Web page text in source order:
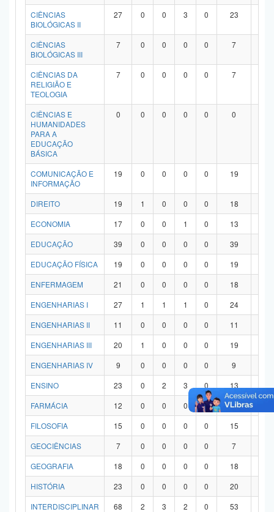
CIÊNCIAS
BIOLÓGICAS II
27 0 0 3 0 23
CIÊNCIAS
BIOLÓGICAS III
7 0 0 0 0 7
CIÊNCIAS DA
RELIGIÃO E
TEOLOGIA
7 0 0 0 0 7
CIÊNCIAS E
HUMANIDADES
PARA A
EDUCAÇÃO
BÁSICA
0 0 0 0 0 0
COMUNICAÇÃO E
INFORMAÇÃO
19 0 0 0 0 19
DIREITO 19 1 0 0 0 18
ECONOMIA
17 0 0 1 0 13
EDUCAÇÃO
39 0 0 0 0 39
EDUCAÇÃO FÍSICA
19 0 0 0 0 19
ENFERMAGEM
21 0 0 0 0 18
ENGENHARIAS I
27 1 1 1 0 24
ENGENHARIAS II
11 0 0 0 0 11
ENGENHARIAS III
20 1 0 0 0 19
ENGENHARIAS IV
9 0 0 0 0 9
ENSINO
23 0 2 3 0 13
FARMÁCIA
12 0 0 0 0 12
FILOSOFIA
15 0 0 0 0 15
GEOCIÊNCIAS
7 0 0 0 0 7
GEOGRAFIA
18 0 0 0 0 18
HISTÓRIA
23 0 0 0 0 20
INTERDISCIPLINAR
68 2 3 2 0 53